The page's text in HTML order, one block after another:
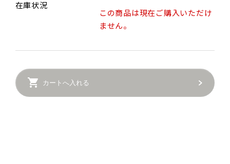
在庫状況
この商品は現在ご購入いただけ
ません。
カートへ入れる